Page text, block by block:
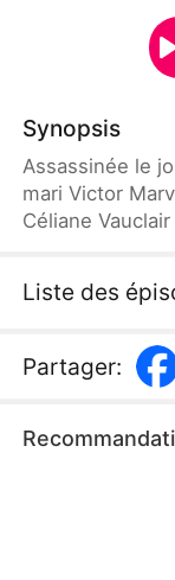
Synopsis
Assassinée le
mari Victor
Céliane
Substitution
en Ascension
épouse Théon
vengeance
Liste des
Partager: